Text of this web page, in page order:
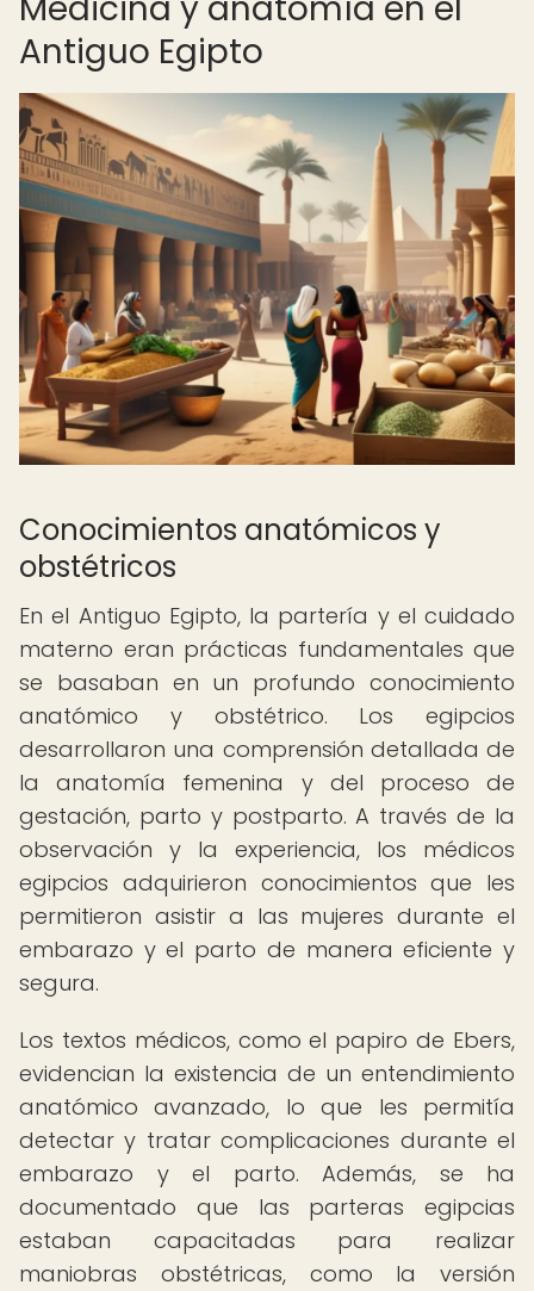
Antiguo Egipto
Conocimientos anatómicos y
obstétricos
En el Antiguo Egipto, la partería y el cuidado
materno eran prácticas fundamentales que
se basaban en un profundo conocimiento
anatómico y obstétrico. Los egipcios
desarrollaron una comprensión detallada de
la anatomía femenina y del proceso de
gestación, parto y postparto. A través de la
observación y la experiencia, los médicos
egipcios adquirieron conocimientos que les
permitieron asistir a las mujeres durante el
embarazo y el parto de manera eficiente y
segura.
Los textos médicos, como el papiro de Ebers,
evidencian la existencia de un entendimiento
anatómico avanzado, lo que les permitía
detectar y tratar complicaciones durante el
embarazo y el parto. Además, se ha
documentado que las parteras egipcias
estaban capacitadas para realizar
maniobras obstétricas, como la versión